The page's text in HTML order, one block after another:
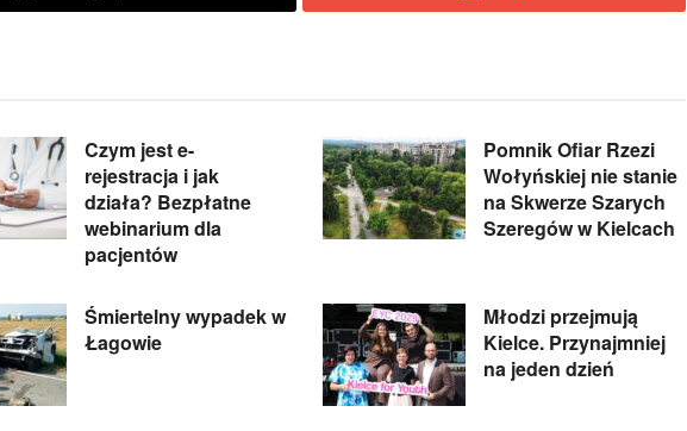
Czym jest e-
rejestracja i jak
działa? Bezpłatne
webinarium dla
pacjentów
Pomnik Ofiar Rzezi
Wołyńskiej nie stanie
na Skwerze Szarych
Szeregów w Kielcach
Śmiertelny wypadek w
Łagowie
Młodzi przejmują
Kielce. Przynajmniej
na jeden dzień